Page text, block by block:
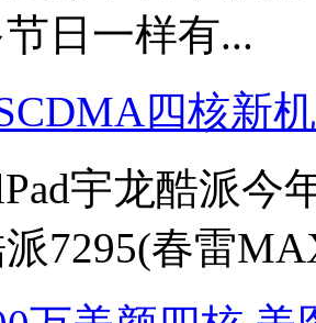
日一样有...
四核新
宇龙酷派今
7295(春雷